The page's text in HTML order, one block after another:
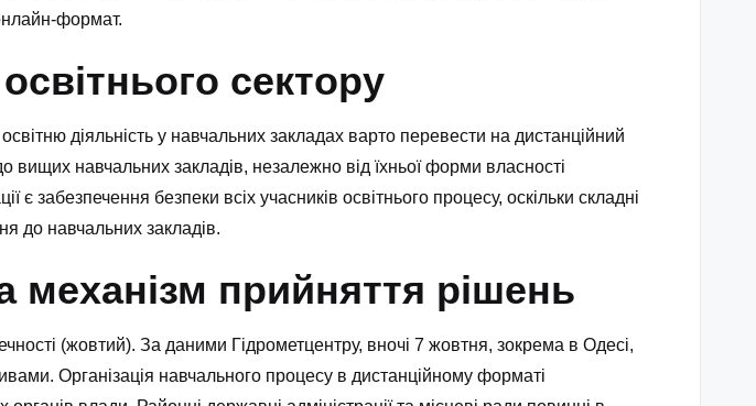
формат.
сектору
діяльність у навчальних закладах варто перевести на дистанційний
вищих навчальних закладів, незалежно від їхньої форми власності
забезпечення безпеки всіх учасників освітнього процесу, оскільки складні
до навчальних закладів.
механізм прийняття рішень
(жовтий). За даними Гідрометцентру, вночі 7 жовтня, зокрема в Одесі,
Організація навчального процесу в дистанційному форматі